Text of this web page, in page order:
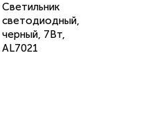
Светильник
светодиодный,
черный, 7Вт,
AL7021